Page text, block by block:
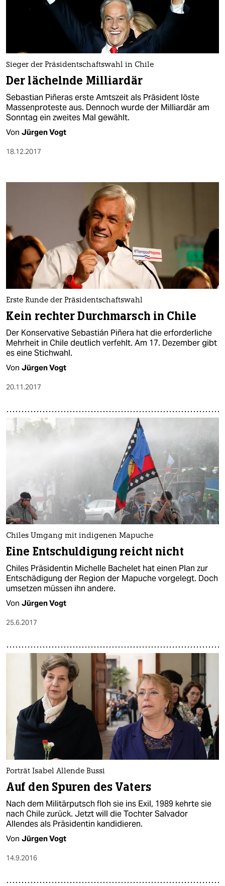
Sieger der Präsidentschaftswahl in Chile
Der lächelnde Milliardär
Sebastian Piñeras erste Amtszeit als Präsident löste
Massenproteste aus. Dennoch wurde der Milliardär am
Sonntag ein zweites Mal gewählt.
Von Jürgen Vogt
18.12.2017
Erste Runde der Präsidentschaftswahl
Kein rechter Durchmarsch in Chile
Der Konservative Sebastián Piñera hat die erforderliche
Mehrheit in Chile deutlich verfehlt. Am 17. Dezember gibt
es eine Stichwahl.
Von Jürgen Vogt
20.11.2017
Chiles Umgang mit indigenen Mapuche
Eine Entschuldigung reicht nicht
Chiles Präsidentin Michelle Bachelet hat einen Plan zur
Entschädigung der Region der Mapuche vorgelegt. Doch
umsetzen müssen ihn andere.
Von Jürgen Vogt
25.6.2017
Porträt Isabel Allende Bussi
Auf den Spuren des Vaters
Nach dem Militärputsch floh sie ins Exil, 1989 kehrte sie
nach Chile zurück. Jetzt will die Tochter Salvador
Allendes als Präsidentin kandidieren.
Von Jürgen Vogt
14.9.2016